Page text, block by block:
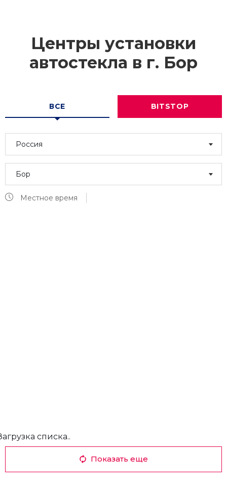
Центры установки
автостекла в г. Бор
ВСЕ BITSTOP
Россия
Бор
Местное время
списка..
Показать еще